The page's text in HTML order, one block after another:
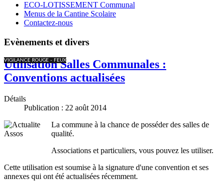
ECO-LOTISSEMENT Communal
Menus de la Cantine Scolaire
Contactez-nous
Evènements et divers
VIGILANCE ROUGE - FEUX
Utilisation Salles Communales :
Conventions actualisées
Détails
Publication : 22 août 2014
La commune à la chance de posséder des salles de
qualité.
Associations et particuliers, vous pouvez les utiliser.
Cette utilisation est soumise à la signature d'une convention et ses
annexes qui ont été actualisées récemment.